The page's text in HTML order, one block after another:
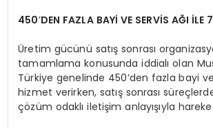
450’DEN FAZLA BAYİ VE SERVİS AĞI İLE
Üretim gücünü satış sonrası
tamamlama konusunda iddialı olan
Türkiye genelinde 450’den fazla bayi
hizmet verirken, satış sonrası
çözüm odaklı iletişim anlayışıyla